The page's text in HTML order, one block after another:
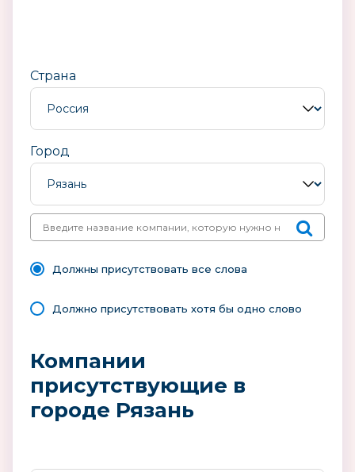
Страна
Город
Должны присутствовать все слова
Должно присутствовать хотя бы одно слово
Компании
присутствующие в
городе Рязань